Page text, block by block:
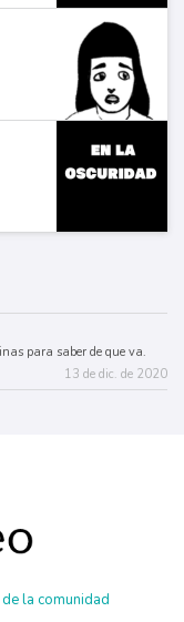
para saber de que va.
13 de dic. de 2020
la comunidad